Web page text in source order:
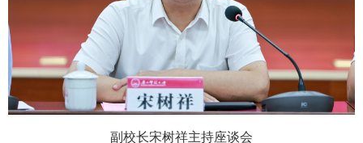
副校长宋树祥主持座谈会